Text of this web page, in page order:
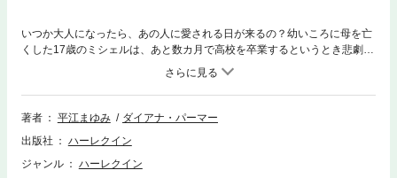
いつか大人になったら、あの人に愛される日が来るの？幼いころに母を亡
くした17歳のミシェルは、あと数カ月で高校を卒業するというとき悲劇に
襲われた。医師の父親が治療の甲斐なく病死し、意地悪で自分勝手な継母
との地獄のような暮らしが始まったのだ。彼女は生きる希望を失い、近づ
いてくる車の前に衝動的に身を投げ出した。間一髪のところを救ったの
は、謎めいた隣人のガブリエル――ミシェルが密かに想いを寄せている男
せた。やがてミシェルは募る想いを抑えきれなくなって愛を告白するが、
ガブリエルに冷たく突き放される。“君はまだ子供だ”と言われて。■ハーレ
著者 平江まゆみ
ダイアナ・パーマー
出版社
ハーレクイン
ジャンル
ハーレクイン